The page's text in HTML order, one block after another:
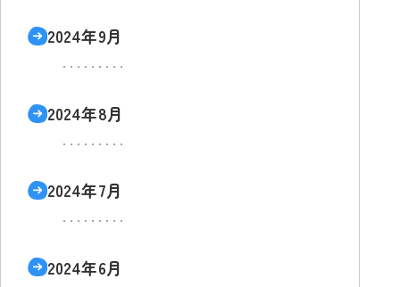
2024年9月
2024年8月
2024年7月
2024年6月